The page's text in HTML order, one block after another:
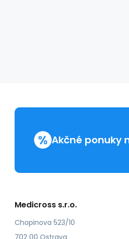
% Akčné ponuky
Medicross s.r.o.
Chopinova 523/10
702 00 Ostrava